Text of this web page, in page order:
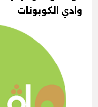
وادي الكوبونات